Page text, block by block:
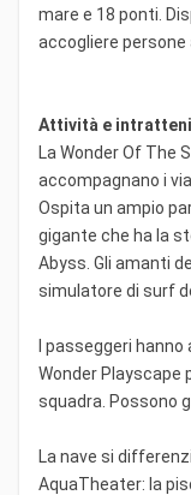
mare e 18 ponti.
accogliere persone
Attività e
La Wonder Of The
accompagnano i
Ospita un ampio
gigante che ha la
Abyss. Gli amanti
simulatore di surf
I passeggeri
Wonder Playscape
squadra. Possono
La nave si
AquaTheater: la